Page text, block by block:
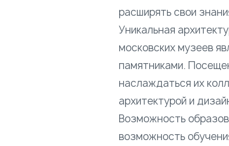
расширять свои
Уникальная
московских музеев
памятниками.
наслаждаться их
архитектурой и
Возможность
возможность